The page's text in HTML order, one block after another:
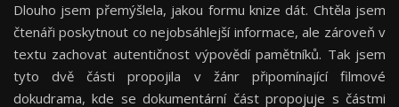
Dlouho jsem přemýšlela, jakou formu knize dát. Chtěla jsem
čtenáři poskytnout co nejobsáhlejší informace, ale zároveň v
textu zachovat autentičnost výpovědí pamětníků. Tak jsem
tyto dvě části propojila v žánr připomínající filmové
dokudrama, kde se dokumentární část propojuje s částmi